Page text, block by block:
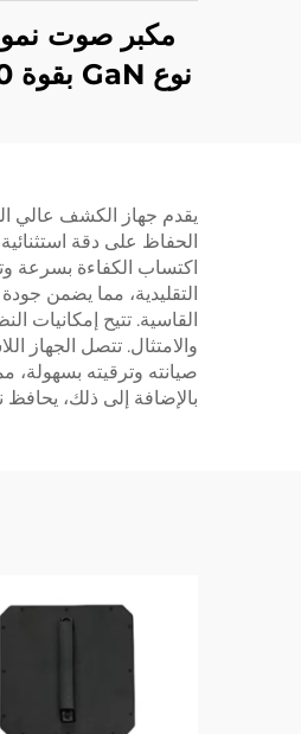
مكبر صوت
للطائرات بدون
ديسيبل
يقدم جهاز الكشف عالي
الحفاظ على دقة
اكتساب الكفاءة بسرعة
التقليدية، مما يضمن
القاسية. تتيح إمكانيات
والامتثال. تتصل الجهاز
صيانته وترقيته بسهولة،
بالإضافة إلى ذلك،